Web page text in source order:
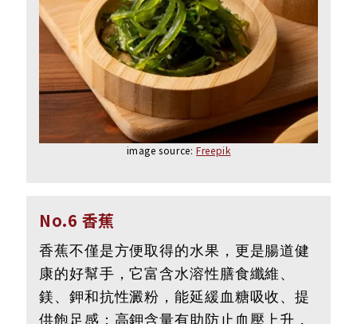
image source: Freepik
No.6 香蕉
香蕉不僅是方便取得的水果，更是腸道健
康的好幫手，它富含水溶性膳食纖維、
鎂、鉀和抗性澱粉，能延緩血糖吸收、提
供飽足感；高鉀含量有助防止血壓上升，